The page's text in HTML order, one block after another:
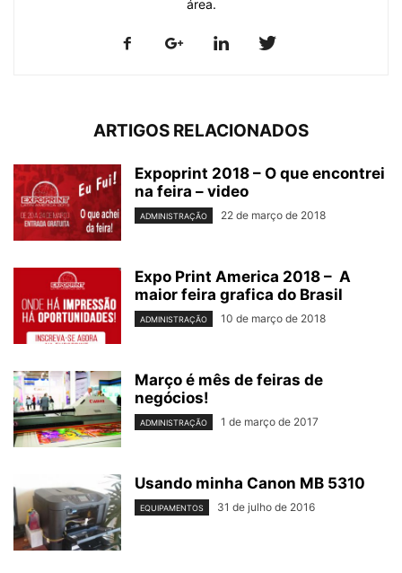
área.
ARTIGOS RELACIONADOS
Expoprint 2018 – O que encontrei
na feira – video
ADMINISTRAÇÃO 22 de março de 2018
Expo Print America 2018 – A
maior feira grafica do Brasil
ADMINISTRAÇÃO 10 de março de 2018
Março é mês de feiras de
negócios!
ADMINISTRAÇÃO 1 de março de 2017
Usando minha Canon MB 5310
EQUIPAMENTOS 31 de julho de 2016